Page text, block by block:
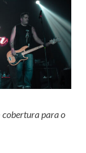
cobertura para o